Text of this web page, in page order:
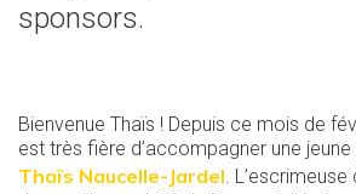
sponsors.
Bienvenue Thaïs ! Depuis ce mois de
est très fière d’accompagner une
Thaïs Naucelle-Jardel.